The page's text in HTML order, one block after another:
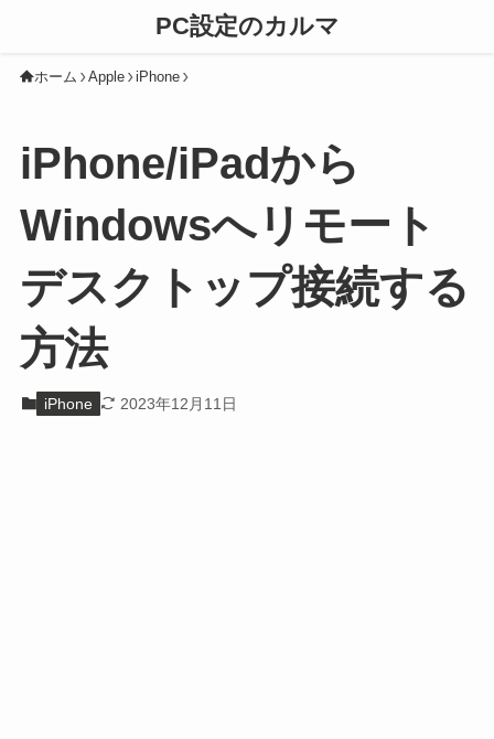
PC設定のカルマ
ホーム Apple iPhone
iPhone/iPadから
Windowsへリモート
デスクトップ接続する
方法
iPhone 2023年12月11日